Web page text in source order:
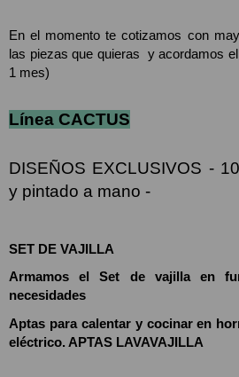
En el momento te cotizamos con
las piezas que quieras  y acordamos
1 mes)
Línea CACTUS
DISEÑOS EXCLUSIVOS -
y pintado a mano -
SET DE VAJILLA
Armamos el Set de vajilla en
necesidades
Aptas para calentar y cocinar en
eléctrico. APTAS LAVAVAJILLA